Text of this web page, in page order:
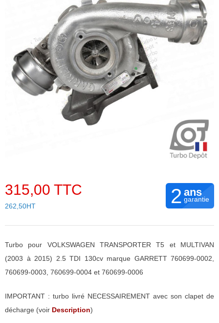
315,00 TTC
262,50HT 2 ans
garantie
Turbo pour VOLKSWAGEN TRANSPORTER T5 et MULTIVAN
(2003 à 2015) 2.5 TDI 130cv marque GARRETT 760699-0002,
760699-0003, 760699-0004 et 760699-0006
IMPORTANT : turbo livré NECESSAIREMENT avec son clapet de
décharge (voir Description)